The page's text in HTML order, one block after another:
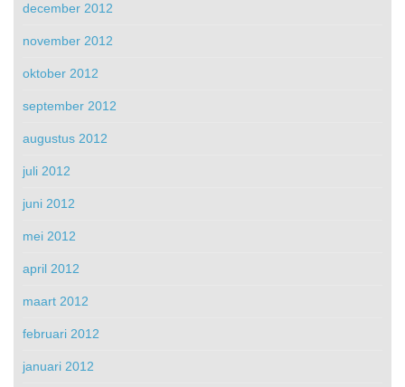
december 2012
november 2012
oktober 2012
september 2012
augustus 2012
juli 2012
juni 2012
mei 2012
april 2012
maart 2012
februari 2012
januari 2012